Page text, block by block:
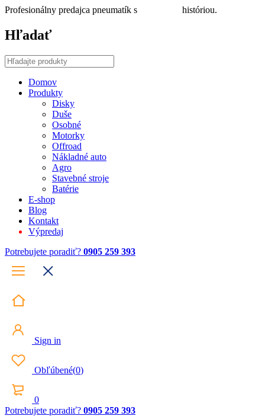
Profesionálny predajca pneumatík s históriou.
Hľadať
Domov
Produkty
Disky
Duše
Osobné
Motorky
Offroad
Nákladné auto
Agro
Stavebné stroje
Batérie
E-shop
Blog
Kontakt
Výpredaj
Potrebujete poradiť? 0905 259 393
Sign in
Obľúbené(0)
0
Potrebujete poradiť? 0905 259 393